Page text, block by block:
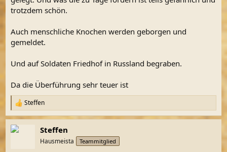
trotzdem schön.
Auch menschliche Knochen werden geborgen und
gemeldet.
Und auf Soldaten Friedhof in Russland begraben.
Da die Überführung sehr teuer ist
R
e
a
k
Steffen
Steffen
Hausmeista Teammitglied